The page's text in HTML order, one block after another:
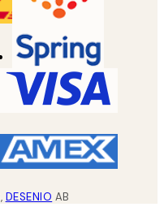
, DESENIO AB